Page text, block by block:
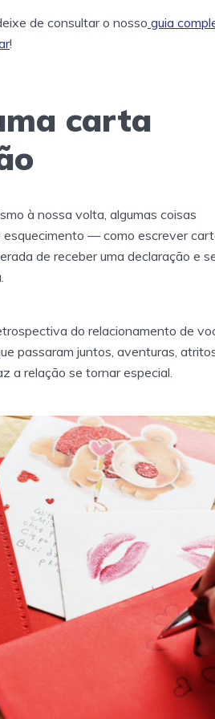
de consultar o nosso guia
!
carta
à nossa volta, algumas coisas
esquecimento — como escrever
de receber uma declaração e
do relacionamento de
passaram juntos, aventuras,
a relação se tornar especial.